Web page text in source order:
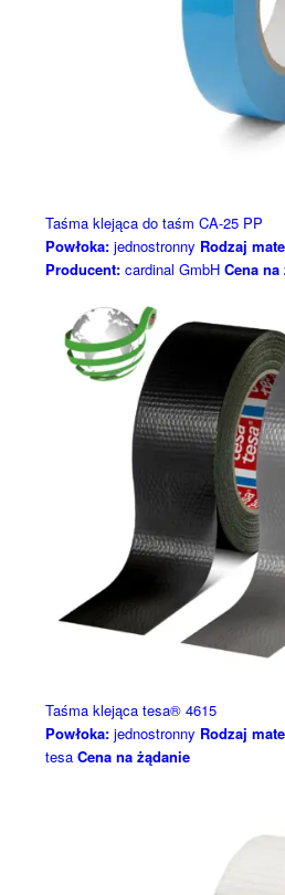
Taśma klejąca do taśm CA-25 PP
Powłoka:jednostronny Rodzaj
Producent:cardinal GmbH Cena na
Taśma klejąca tesa® 4615
Powłoka:jednostronny Rodzaj
tesa Cena na żądanie